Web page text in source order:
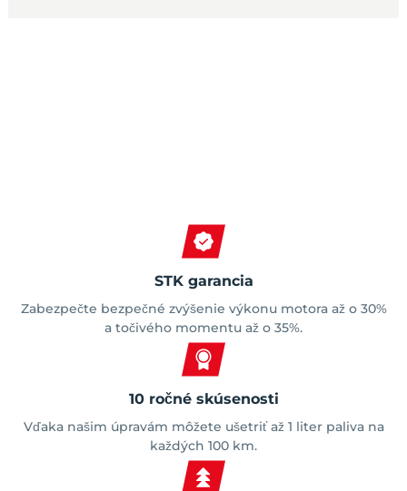
STK garancia
Zabezpečte bezpečné zvýšenie výkonu motora až o 30%
a točivého momentu až o 35%.
10 ročné skúsenosti
Vďaka našim úpravám môžete ušetriť až 1 liter paliva na
každých 100 km.